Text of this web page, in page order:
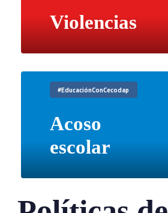
Violencias
#EducaciónConCecodap
Acoso
escolar